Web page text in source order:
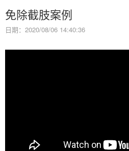
免除截肢案例
日期：2020/08/06 14:40:36